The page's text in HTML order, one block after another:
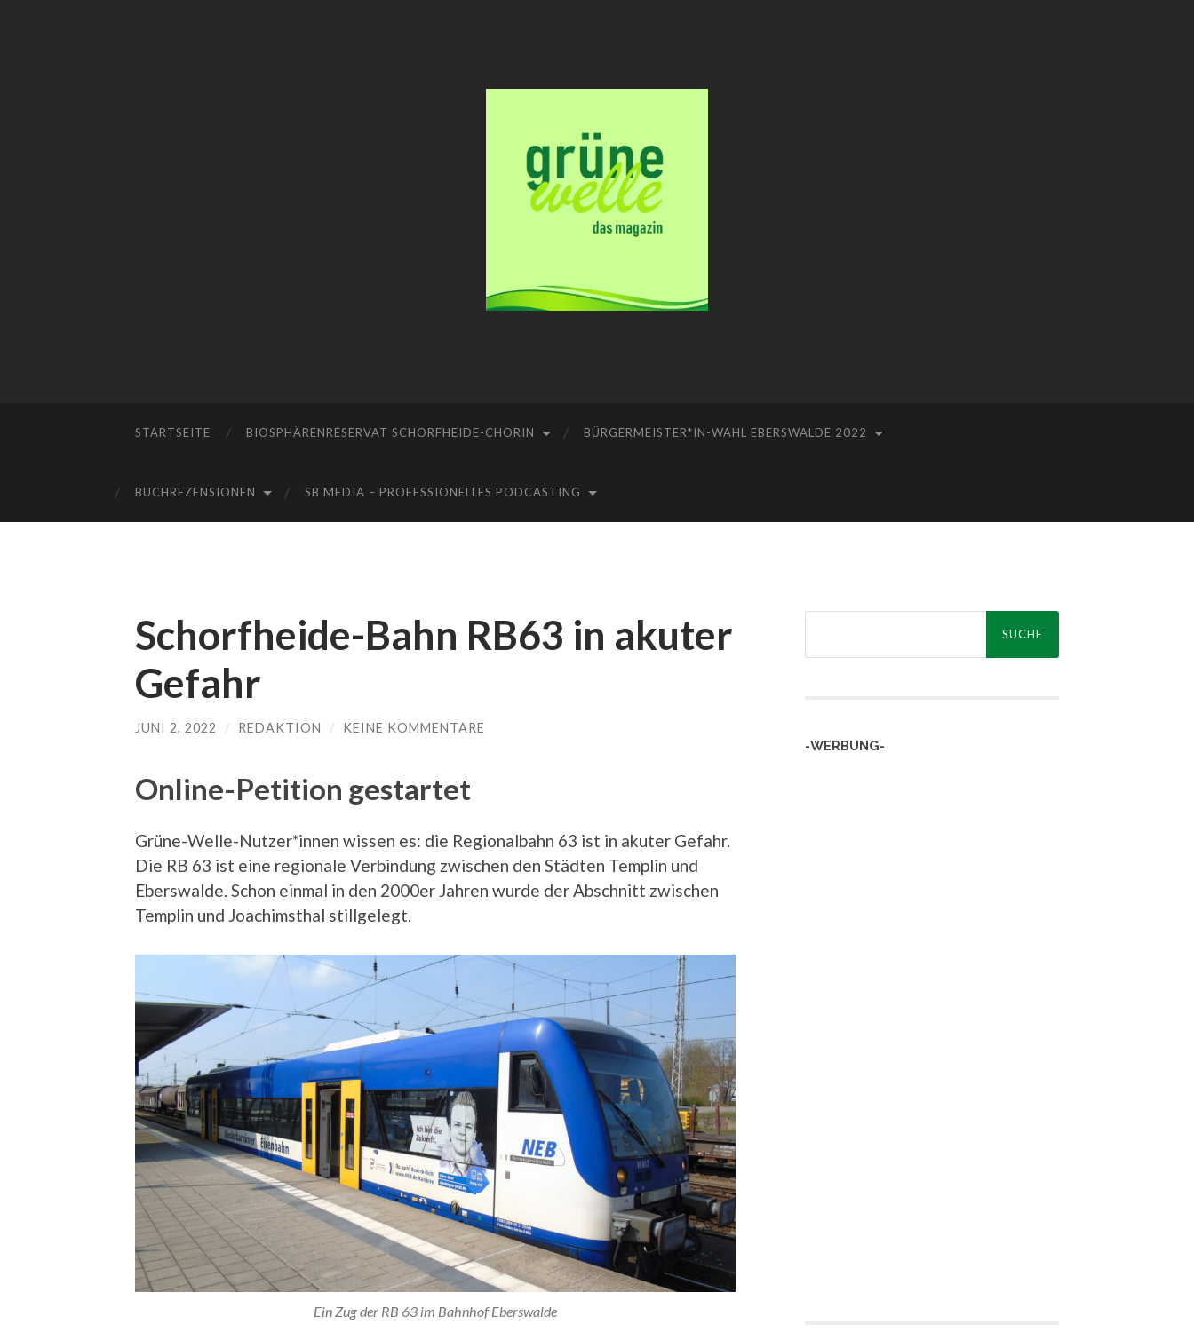
STARTSEITE BIOSPHÄRENRESERVAT SCHORFHEIDE-CHORIN BÜRGERMEISTER*IN-WAHL EBERSWALDE 2022
BUCHREZENSIONEN SB MEDIA – PROFESSIONELLES PODCASTING
Schorfheide-Bahn RB63 in akuter
Gefahr
JUNI 2, 2022 / REDAKTION / KEINE KOMMENTARE
Online-Petition gestartet
Grüne-Welle-Nutzer*innen wissen es: die Regionalbahn 63 ist in akuter Gefahr.
Die RB 63 ist eine regionale Verbindung zwischen den Städten Templin und
Eberswalde. Schon einmal in den 2000er Jahren wurde der Abschnitt zwischen
Templin und Joachimsthal stillgelegt.
Ein Zug der RB 63 im Bahnhof Eberswalde
-WERBUNG-